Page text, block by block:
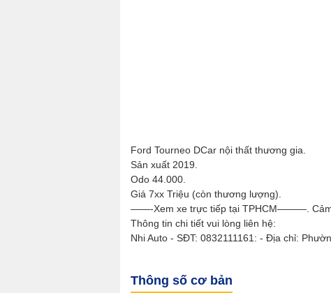
Ford Tourneo DCar nội thất thương gia.
Sản xuất 2019.
Odo 44.000.
Giá 7xx Triệu (còn thương lượng).
——-Xem xe trực tiếp tại TPHCM———. Cảm
Thông tin chi tiết vui lòng liên hệ:
Nhi Auto - SĐT: 0832111161: - Địa chỉ:
Thông số cơ bản